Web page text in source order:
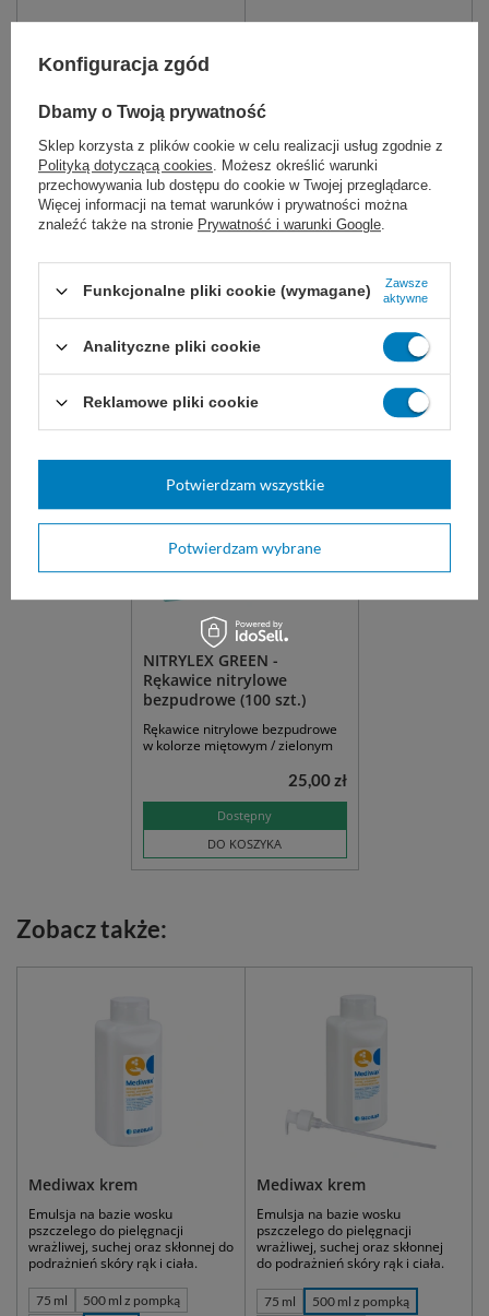
NITRYLEX CLASSIC -
Syntetyczne, nitrylowe rękawice
bezpudrowe są zalecane dla osób
uczulonych na lateks.
12,99 zł - 14,99 zł
easyCARE rękawice
nitrylowe bezpudrowe
niesterylne, do badań
diagnostycznych.
DO KOSZYKA
10,99 zł - 13,99 zł
NITRYLEX GREEN -
Rękawice nitrylowe
bezpudrowe (100 szt.)
Rękawice nitrylowe bezpudrowe
w kolorze miętowym / zielonym
Dostępny
DO KOSZYKA
25,00 zł
Zobacz także:
Mediwax krem
Emulsja na bazie wosku
pszczelego do pielęgnacji
wrażliwej, suchej oraz skłonnej do
podrażnień skóry rąk i ciała.
75 ml
500 ml z pompką
Mediwax krem
Emulsja na bazie wosku
pszczelego do pielęgnacji
wrażliwej, suchej oraz skłonnej
do podrażnień skóry rąk i ciała.
75 ml
500 ml z pompką
Konfiguracja zgód
Dbamy o Twoją prywatność
Sklep korzysta z plików cookie w celu realizacji usług zgodnie z
Polityką dotyczącą cookies. Możesz określić warunki
przechowywania lub dostępu do cookie w Twojej przeglądarce.
Więcej informacji na temat warunków i prywatności można
znaleźć także na stronie Prywatność i warunki Google.
Funkcjonalne pliki cookie (wymagane)
Zawsze
aktywne
Analityczne pliki cookie
Reklamowe pliki cookie
Potwierdzam wybrane
Potwierdzam wszystkie